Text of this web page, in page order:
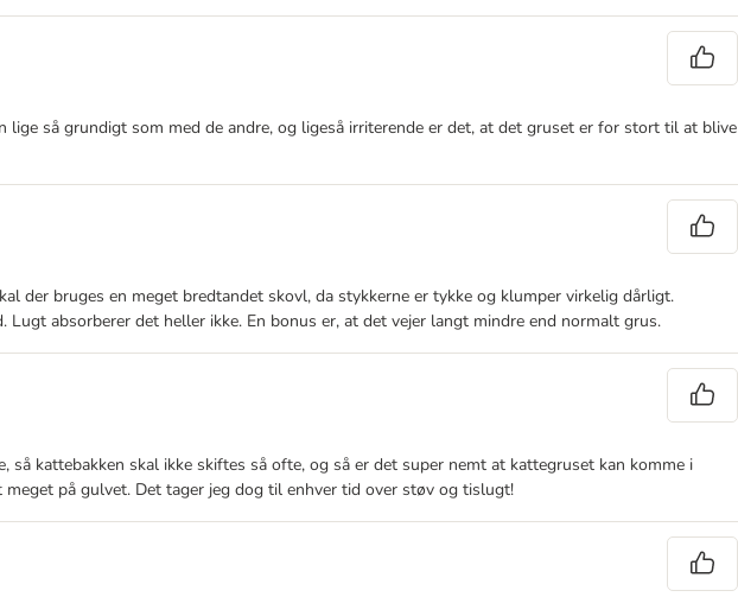
så grundigt som med de andre, og ligeså irriterende er det, at det gruset er for stort til at blive
der bruges en meget bredtandet skovl, da stykkerne er tykke og klumper virkelig dårligt.
absorberer det heller ikke. En bonus er, at det vejer langt mindre end normalt grus.
kattebakken skal ikke skiftes så ofte, og så er det super nemt at kattegruset kan komme i
på gulvet. Det tager jeg dog til enhver tid over støv og tislugt!